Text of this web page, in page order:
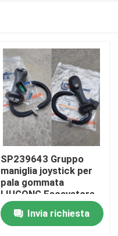
SP239643 Gruppo
maniglia joystick per
pala gommata
LIUGONG Escavatore
CLG856H CLG920D、
CLG922D、CLG925D
CLG933E、CLG936D、
Invia richiesta